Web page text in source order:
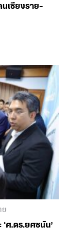
เชียงราย-
ศ.ดร.ยศชนัน’